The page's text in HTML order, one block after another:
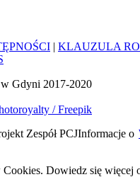
| KLAUZULA
Gdyni 2017-2020
/ Freepik
Zespół PCJInformacje o
Dowiedz się więcej